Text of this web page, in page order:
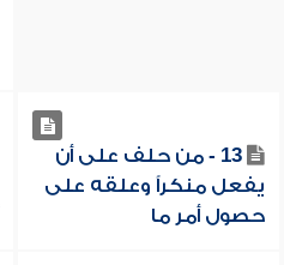
13 - من حلف على أن
يفعل منكراً وعلقه على
حصول أمر ما